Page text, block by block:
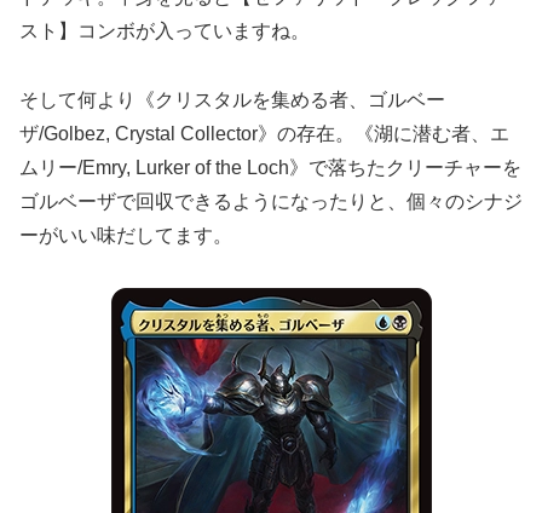
スト】コンボが入っていますね。
そして何より《クリスタルを集める者、ゴルベー
ザ/Golbez, Crystal Collector》の存在。《湖に潜む者、エ
ムリー/Emry, Lurker of the Loch》で落ちたクリーチャーを
ゴルベーザで回収できるようになったりと、個々のシナジ
ーがいい味だしてます。